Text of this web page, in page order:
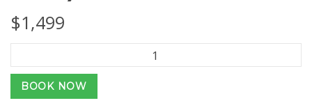
$1,499
(Tour
de
BOOK NOW